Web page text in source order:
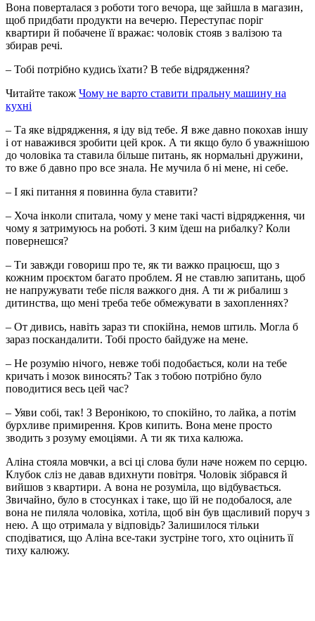
Вона поверталася з роботи того вечора, ще зайшла в магазин,
щоб придбати продукти на вечерю. Переступає поріг
квартири й побачене її вражає: чоловік стояв з валізою та
збирав речі.
– Тобі потрібно кудись їхати? В тебе відрядження?
Читайте також Чому не варто ставити пральну машину на
кухні
– Та яке відрядження, я іду від тебе. Я вже давно покохав іншу
і от наважився зробити цей крок. А ти якщо було б уважнішою
до чоловіка та ставила більше питань, як нормальні дружини,
то вже б давно про все знала. Не мучила б ні мене, ні себе.
– І які питання я повинна була ставити?
– Хоча інколи спитала, чому у мене такі часті відрядження, чи
чому я затримуюсь на роботі. З ким їдеш на рибалку? Коли
повернешся?
– Ти завжди говориш про те, як ти важко працюєш, що з
кожним проєктом багато проблем. Я не ставлю запитань, щоб
не напружувати тебе після важкого дня. А ти ж рибалиш з
дитинства, що мені треба тебе обмежувати в захопленнях?
– От дивись, навіть зараз ти спокійна, немов штиль. Могла б
зараз поскандалити. Тобі просто байдуже на мене.
– Не розумію нічого, невже тобі подобається, коли на тебе
кричать і мозок виносять? Так з тобою потрібно було
поводитися весь цей час?
– Уяви собі, так! З Веронікою, то спокійно, то лайка, а потім
бурхливе примирення. Кров кипить. Вона мене просто
зводить з розуму емоціями. А ти як тиха калюжа.
Аліна стояла мовчки, а всі ці слова були наче ножем по серцю.
Клубок сліз не давав вдихнути повітря. Чоловік зібрався й
вийшов з квартири. А вона не розуміла, що відбувається.
Звичайно, було в стосунках і таке, що їй не подобалося, але
вона не пиляла чоловіка, хотіла, щоб він був щасливий поруч з
нею. А що отримала у відповідь? Залишилося тільки
сподіватися, що Аліна все-таки зустріне того, хто оцінить її
тиху калюжу.